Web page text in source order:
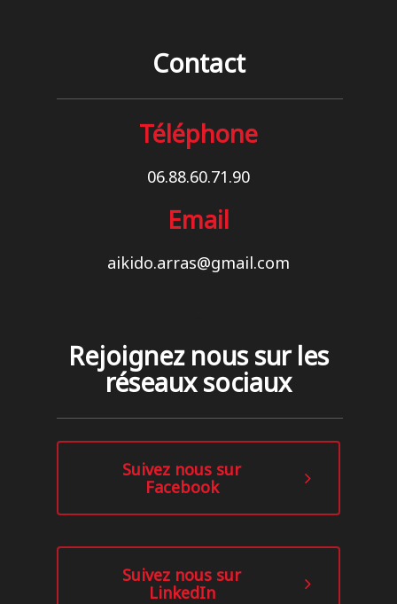
Contact
Téléphone
06.88.60.71.90
Email
aikido.arras@gmail.com
Rejoignez nous sur les
réseaux sociaux
Suivez nous sur
Facebook
Suivez nous sur
LinkedIn
Contact
Club